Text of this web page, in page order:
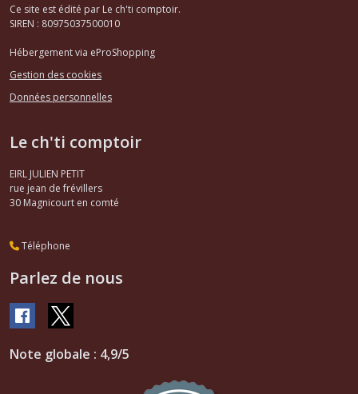
Ce site est édité par Le ch'ti comptoir.
SIREN : 80975037500010
Hébergement via eProShopping
Gestion des cookies
Données personnelles
Le ch'ti comptoir
EIRL JULIEN PETIT
rue jean de frévillers
30 Magnicourt en comté
Téléphone
Parlez de nous
Note globale : 4,9/5